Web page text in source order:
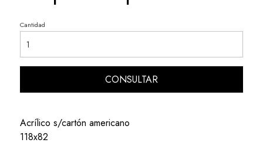
Cantidad
CONSULTAR
Acrílico s/cartón americano
118x82